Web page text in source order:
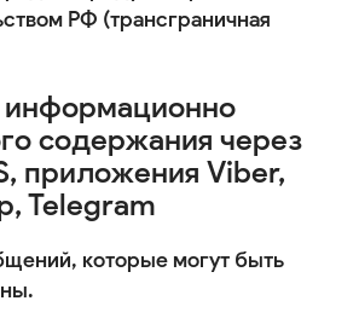
РФ (трансграничная
информационно
содержания через
приложения Viber,
Telegram
которые могут быть